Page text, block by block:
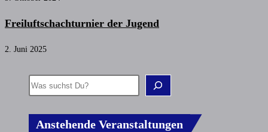
Freiluftschachturnier der Jugend
2. Juni 2025
Anstehende Veranstaltungen